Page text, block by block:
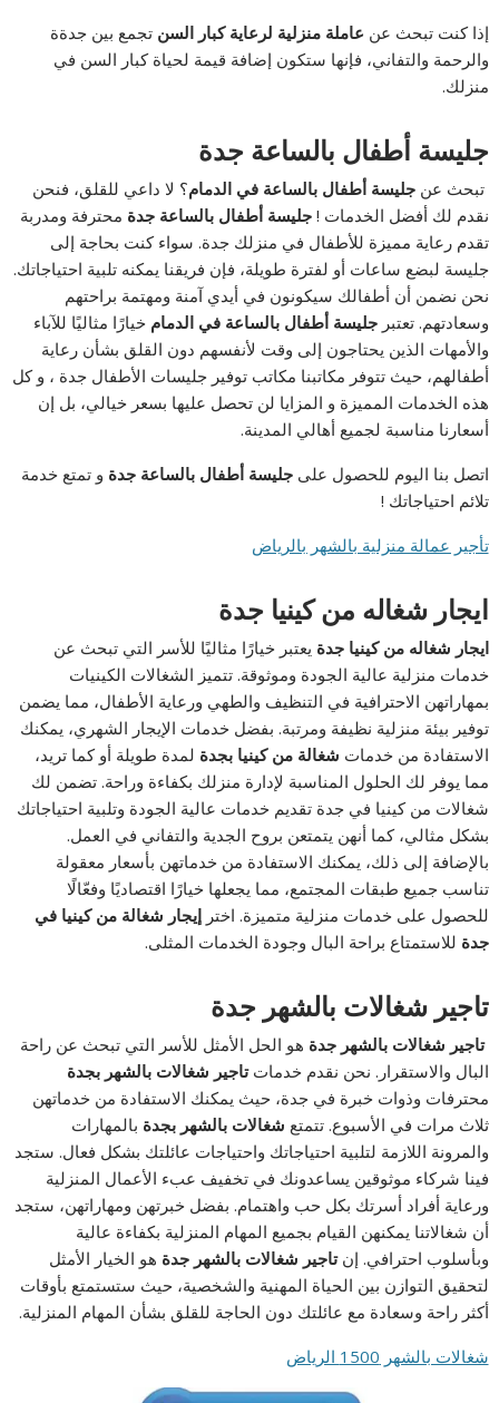
إذا كنت تبحث عن عاملة منزلية لرعاية كبار السن تجمع بين جدةة
والرحمة والتفاني، فإنها ستكون إضافة قيمة لحياة كبار السن في
منزلك.
جليسة أطفال بالساعة جدة
تبحث عنجليسة أطفال بالساعة في الدمام؟ لا داعي للقلق، فنحن
نقدم لك أفضل الخدمات !جليسة أطفال بالساعة جدة محترفة ومدربة
تقدم رعاية مميزة للأطفال في منزلك جدة. سواء كنت بحاجة إلى
جليسة لبضع ساعات أو لفترة طويلة، فإن فريقنا يمكنه تلبية احتياجاتك.
نحن نضمن أن أطفالك سيكونون في أيدي آمنة ومهتمة براحتهم
وسعادتهم. تعتبر جليسة أطفال بالساعة في الدمام خيارًا مثاليًا للآباء
والأمهات الذين يحتاجون إلى وقت لأنفسهم دون القلق بشأن رعاية
أطفالهم، حيث تتوفر مكاتبنا مكاتب توفير جليسات الأطفال جدة ، و كل
هذه الخدمات المميزة و المزايا لن تحصل عليها بسعر خيالي، بل إن
أسعارنا مناسبة لجميع أهالي المدينة.
اتصل بنا اليوم للحصول علىجليسة أطفال بالساعة جدة و تمتع خدمة
تلائم احتياجاتك !
تأجير عمالة منزلية بالشهر بالرياض
ايجار شغاله من كينيا جدة
ايجار شغاله من كينيا جدة يعتبر خيارًا مثاليًا للأسر التي تبحث عن
خدمات منزلية عالية الجودة وموثوقة. تتميز الشغالات الكينيات
بمهاراتهن الاحترافية في التنظيف والطهي ورعاية الأطفال، مما يضمن
توفير بيئة منزلية نظيفة ومرتبة. بفضل خدمات الإيجار الشهري، يمكنك
الاستفادة من خدمات شغالة من كينيا بجدة لمدة طويلة أو كما تريد،
مما يوفر لك الحلول المناسبة لإدارة منزلك بكفاءة وراحة. تضمن لك
شغالات من كينيا في جدة تقديم خدمات عالية الجودة وتلبية احتياجاتك
بشكل مثالي، كما أنهن يتمتعن بروح الجدية والتفاني في العمل.
بالإضافة إلى ذلك، يمكنك الاستفادة من خدماتهن بأسعار معقولة
تناسب جميع طبقات المجتمع، مما يجعلها خيارًا اقتصاديًا وفعّالًا
للحصول على خدمات منزلية متميزة. اخترإيجار شغالة من كينيا في
جدة للاستمتاع براحة البال وجودة الخدمات المثلى.
تاجير شغالات بالشهر جدة
تاجير شغالات بالشهر جدة هو الحل الأمثل للأسر التي تبحث عن راحة
البال والاستقرار. نحن نقدم خدماتتاجير شغالات بالشهر بجدة
محترفات وذوات خبرة في جدة، حيث يمكنك الاستفادة من خدماتهن
ثلاث مرات في الأسبوع. تتمتع شغالات بالشهر بجدة بالمهارات
والمرونة اللازمة لتلبية احتياجاتك واحتياجات عائلتك بشكل فعال. ستجد
فينا شركاء موثوقين يساعدونك في تخفيف عبء الأعمال المنزلية
ورعاية أفراد أسرتك بكل حب واهتمام. بفضل خبرتهن ومهاراتهن، ستجد
أن شغالاتنا يمكنهن القيام بجميع المهام المنزلية بكفاءة عالية
وبأسلوب احترافي. إنتاجير شغالات بالشهر جدة هو الخيار الأمثل
لتحقيق التوازن بين الحياة المهنية والشخصية، حيث ستستمتع بأوقات
أكثر راحة وسعادة مع عائلتك دون الحاجة للقلق بشأن المهام المنزلية.
شغالات بالشهر 1500 الرياض